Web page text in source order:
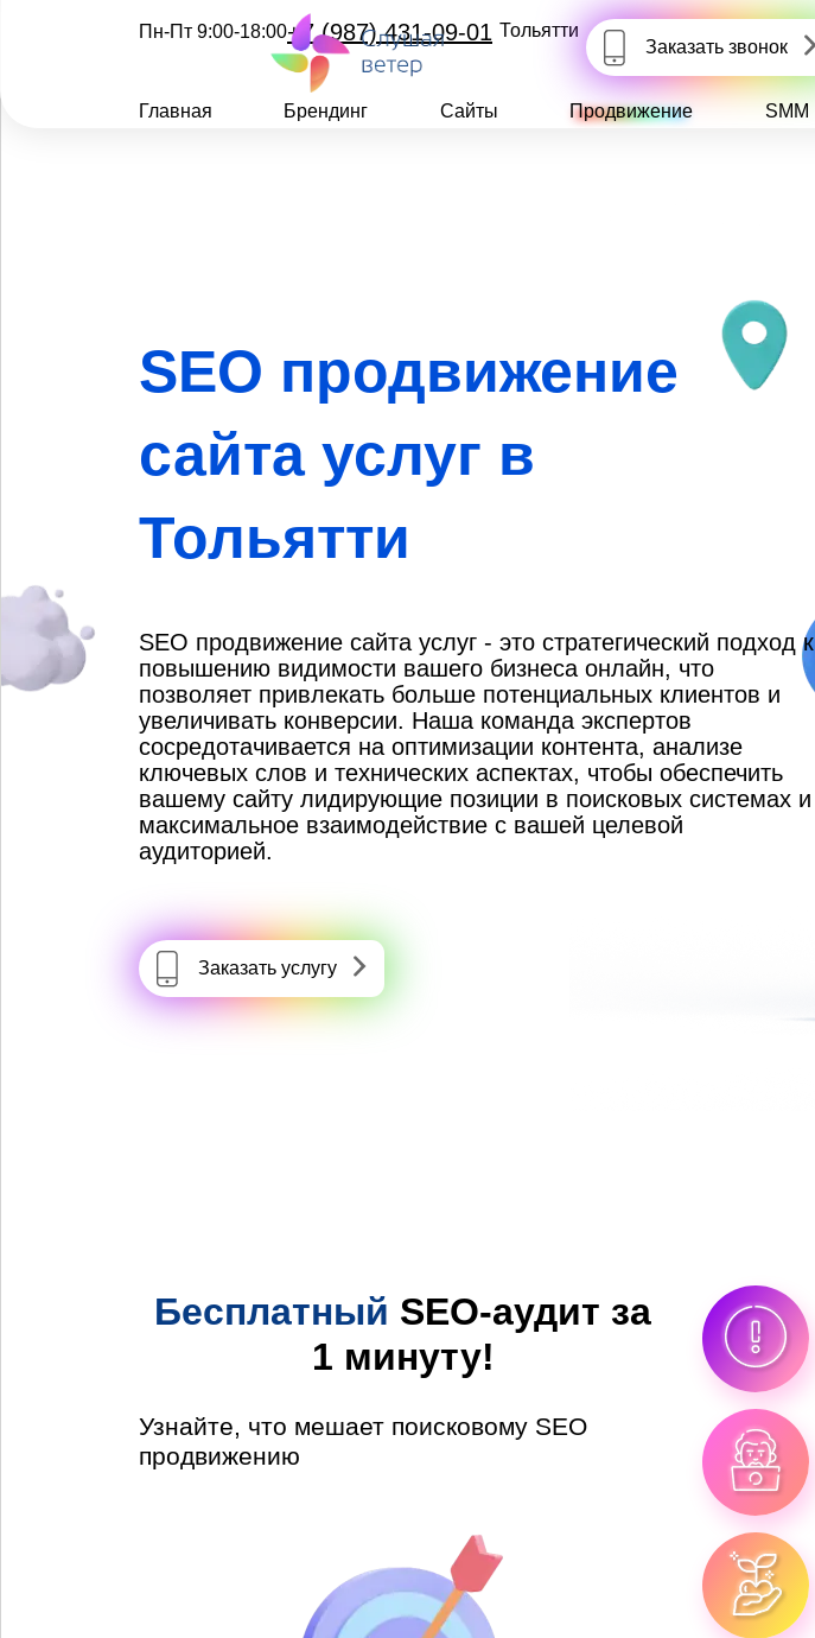
Пн-Пт 9:00-18:00+7 (987) 431-09-01 Тольятти
Заказать звонок
Главная Брендинг Сайты Продвижение SMM
SEO продвижение
сайта услуг в
Тольятти
SEO продвижение сайта услуг - это стратегический подход к
повышению видимости вашего бизнеса онлайн, что
позволяет привлекать больше потенциальных клиентов и
увеличивать конверсии. Наша команда экспертов
сосредотачивается на оптимизации контента, анализе
ключевых слов и технических аспектах, чтобы обеспечить
вашему сайту лидирующие позиции в поисковых системах и
максимальное взаимодействие с вашей целевой
аудиторией.
Заказать услугу
Бесплатный SEO-аудит за
1 минуту!
Узнайте, что мешает поисковому SEO
продвижению